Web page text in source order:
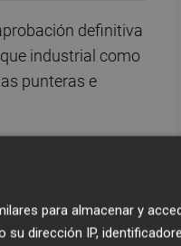
definitiva
industrial como
punteras e
en que
Amparo Orts,
al trabajo
del
para almacenar y
dirección IP,